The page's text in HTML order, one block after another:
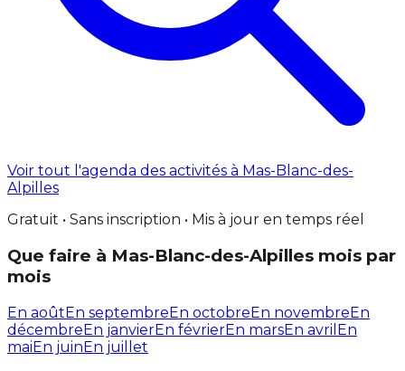
Voir tout l'agenda des activités à Mas-Blanc-des-
Alpilles
Gratuit • Sans inscription • Mis à jour en temps réel
Que faire à Mas-Blanc-des-Alpilles mois par
mois
En aoûtEn septembreEn octobreEn novembreEn
décembreEn janvierEn févrierEn marsEn avril En
maiEn juinEn juillet